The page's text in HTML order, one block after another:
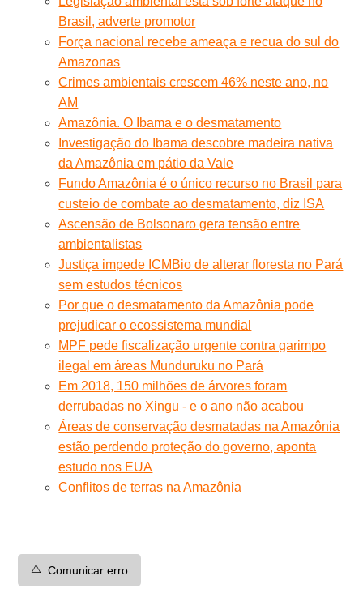
Brasil, adverte promotor
Força nacional recebe ameaça e recua do sul do
Amazonas
Crimes ambientais crescem 46% neste ano, no
AM
Amazônia. O Ibama e o desmatamento
Investigação do Ibama descobre madeira nativa
da Amazônia em pátio da Vale
Fundo Amazônia é o único recurso no Brasil para
custeio de combate ao desmatamento, diz ISA
Ascensão de Bolsonaro gera tensão entre
ambientalistas
Justiça impede ICMBio de alterar floresta no Pará
sem estudos técnicos
Por que o desmatamento da Amazônia pode
prejudicar o ecossistema mundial
MPF pede fiscalização urgente contra garimpo
ilegal em áreas Munduruku no Pará
Em 2018, 150 milhões de árvores foram
derrubadas no Xingu - e o ano não acabou
Áreas de conservação desmatadas na Amazônia
estão perdendo proteção do governo, aponta
estudo nos EUA
Conflitos de terras na Amazônia
⚠️ Comunicar erro